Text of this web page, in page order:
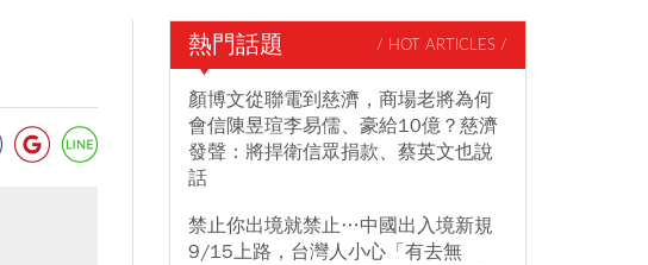
熱門話題 / HOT ARTICLES /
顏博文從聯電到慈濟，商場老將為何
會信陳昱瑄李易儒、豪給10億？慈濟
發聲：將捍衛信眾捐款、蔡英文也說
話
禁止你出境就禁止…中國出入境新規
9/15上路，台灣人小心「有去無